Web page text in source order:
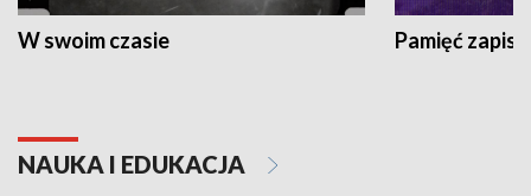
W swoim czasie Pamięć
NAUKA I EDUKACJA